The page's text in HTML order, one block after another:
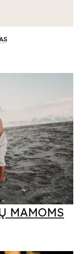
MAMOMS